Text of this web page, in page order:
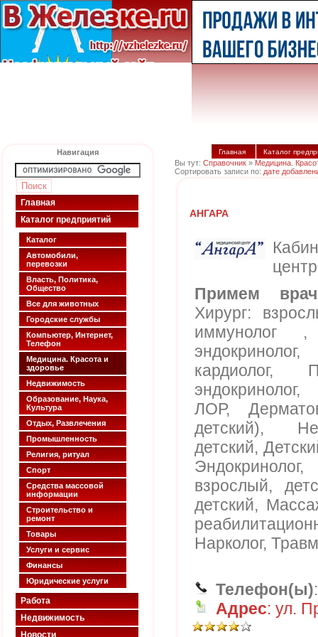
Навигация
Главная
Каталог предприятий
Каталог
Автомобили,
перевозки
Власть, Политика,
Общество
Все для животных
Городские службы
Компьютер, Интернет,
Телефон
Медицина. Красота и
здоровье
Недвижимость
Образование, Наука,
Культура
Отдых, Развлечения
Промышленность
Религия, ритуал
Спорт
Средства массовой
информации
Строительство и
ремонт
Товары
Услуги и сервис
Финансы
Юридические услуги
Работа
Недвижимость
Новости
Главная Каталог
Вы тут: Справочник » Медицина.
Сортировать записи по: дате
АНГАРА
Примем
Хирург:
иммунолог ,
кардиолог,
ЛОР,
детский),
детский,
взрослый,
детский,
Нарколог,
Телефон(ы)
Адрес: ул.